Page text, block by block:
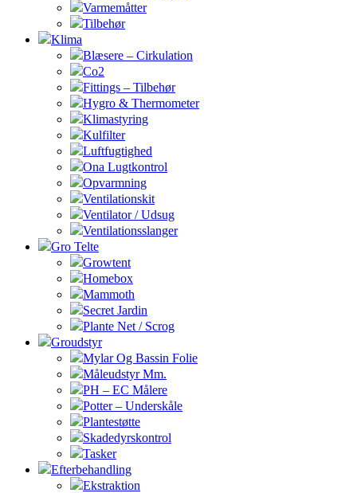
Varmemåtter
Tilbehør
Klima
Blæsere – Cirkulation
Co2
Fittings – Tilbehør
Hygro & Thermometer
Klimastyring
Kulfilter
Luftfugtighed
Ona Lugtkontrol
Opvarmning
Ventilationskit
Ventilator / Udsug
Ventilationsslanger
Gro Telte
Growtent
Homebox
Mammoth
Secret Jardin
Plante Net / Scrog
Groudstyr
Mylar Og Bassin Folie
Måleudstyr Mm.
PH – EC Målere
Potter – Underskåle
Plantestøtte
Skadedyrskontrol
Tasker
Efterbehandling
Ekstraktion